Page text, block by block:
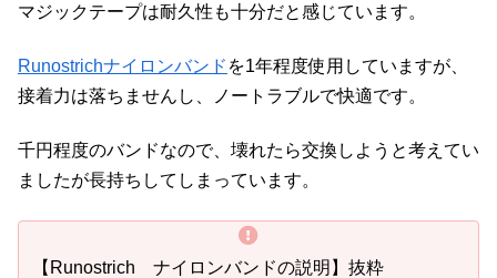
マジックテープは耐久性も十分だと感じています。
Runostrichナイロンバンド を1年程度使用していますが、
接着力は落ちませんし、ノートラブルで快適です。
千円程度のバンドなので、壊れたら交換しようと考えてい
ましたが長持ちしてしまっています。
【Runostrich ナイロンバンドの説明】抜粋